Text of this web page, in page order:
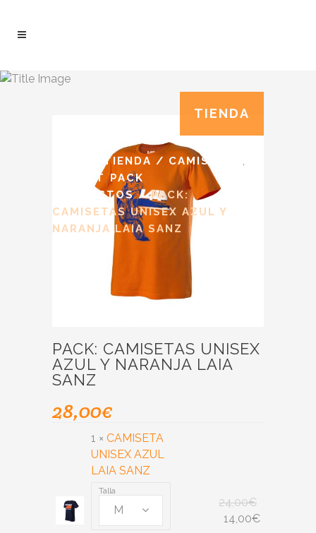
TIENDA
TIENDA / CAMISETAS ,
OUTLET ,PACK,
PRODUCTOS/PACK:
CAMISETAS UNISEX AZUL Y
NARANJA LAIA SANZ
PACK: CAMISETAS UNISEX
AZUL Y NARANJA LAIA
SANZ
28,00€
1 × CAMISETA
UNISEX AZUL
LAIA SANZ
Talla
M
24,00€
14,00€